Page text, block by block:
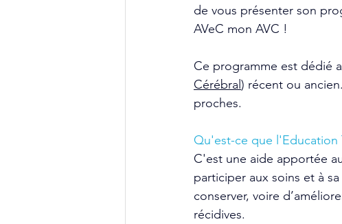
de vous présenter son
AVeC mon AVC !
Ce programme est dédié
Cérébral ) récent ou
proches.
Qu'est-ce que l'Education
C'est une aide apportée
participer aux soins et à
conserver, voire
récidives.